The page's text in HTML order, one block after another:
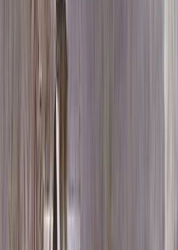
Блог
Скидка 5.00% на Надгробные плиты
Памятник ММ/L-6229
Главная /Памятники